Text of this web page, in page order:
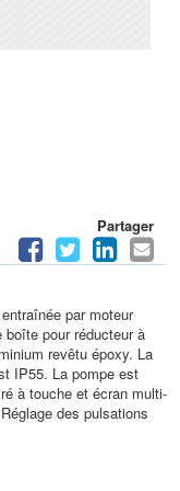
Partager
par moteur
pour réducteur à
revêtu époxy. La
IP55. La pompe est
à touche et écran multi-
des pulsations